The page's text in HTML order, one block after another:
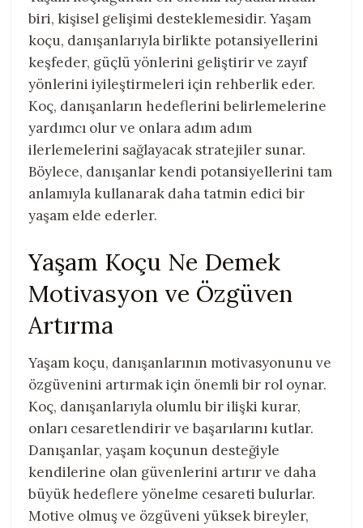
biri, kişisel gelişimi desteklemesidir. Yaşam
koçu, danışanlarıyla birlikte potansiyellerini
keşfeder, güçlü yönlerini geliştirir ve zayıf
yönlerini iyileştirmeleri için rehberlik eder.
Koç, danışanların hedeflerini belirlemelerine
yardımcı olur ve onlara adım adım
ilerlemelerini sağlayacak stratejiler sunar.
Böylece, danışanlar kendi potansiyellerini tam
anlamıyla kullanarak daha tatmin edici bir
yaşam elde ederler.
Yaşam Koçu Ne Demek
Motivasyon ve Özgüven
Artırma
Yaşam koçu, danışanlarının motivasyonunu ve
özgüvenini artırmak için önemli bir rol oynar.
Koç, danışanlarıyla olumlu bir ilişki kurar,
onları cesaretlendirir ve başarılarını kutlar.
Danışanlar, yaşam koçunun desteğiyle
kendilerine olan güvenlerini artırır ve daha
büyük hedeflere yönelme cesareti bulurlar.
Motive olmuş ve özgüveni yüksek bireyler,